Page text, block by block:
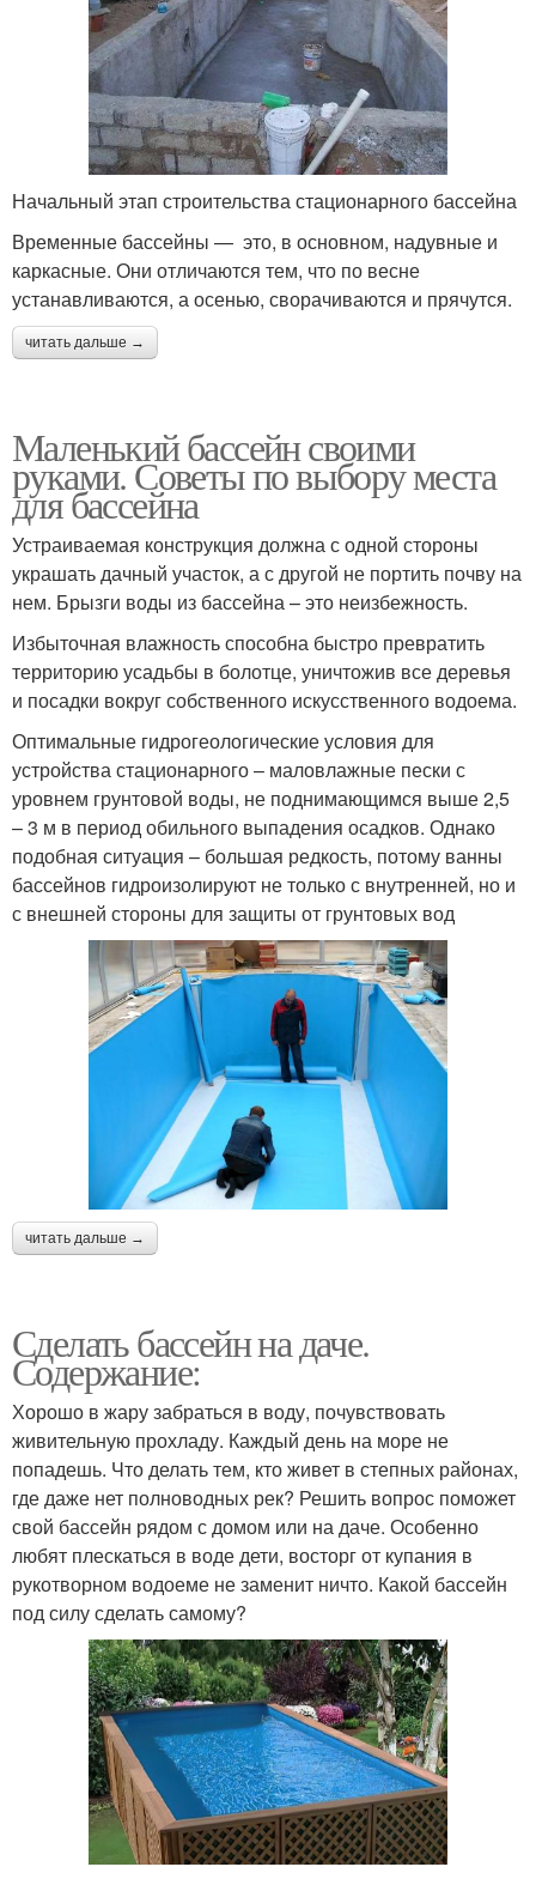
Начальный этап строительства стационарного бассейна
Временные бассейны — это, в основном, надувные и
каркасные. Они отличаются тем, что по весне
устанавливаются, а осенью, сворачиваются и прячутся.
читать дальше →
Маленький бассейн своими
руками. Советы по выбору места
для бассейна
Устраиваемая конструкция должна с одной стороны
украшать дачный участок, а с другой не портить почву на
нем. Брызги воды из бассейна – это неизбежность.
Избыточная влажность способна быстро превратить
территорию усадьбы в болотце, уничтожив все деревья
и посадки вокруг собственного искусственного водоема.
Оптимальные гидрогеологические условия для
устройства стационарного – маловлажные пески с
уровнем грунтовой воды, не поднимающимся выше 2,5
– 3 м в период обильного выпадения осадков. Однако
подобная ситуация – большая редкость, потому ванны
бассейнов гидроизолируют не только с внутренней, но и
с внешней стороны для защиты от грунтовых вод
читать дальше →
Сделать бассейн на даче.
Содержание:
Хорошо в жару забраться в воду, почувствовать
живительную прохладу. Каждый день на море не
попадешь. Что делать тем, кто живет в степных районах,
где даже нет полноводных рек? Решить вопрос поможет
свой бассейн рядом с домом или на даче. Особенно
любят плескаться в воде дети, восторг от купания в
рукотворном водоеме не заменит ничто. Какой бассейн
под силу сделать самому?